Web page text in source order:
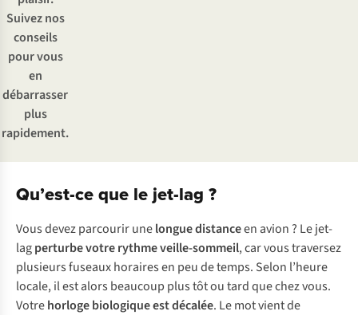
Suivez nos
conseils
pour vous
en
débarrasser
plus
rapidement.
Qu’est-ce que le jet-lag ?
Vous devez parcourir unelongue distanceen avion ? Le jet-
lagperturbe votre rythme veille-sommeil, car vous traversez
plusieurs fuseaux horaires en peu de temps. Selon l’heure
locale, il est alors beaucoup plus tôt ou tard que chez vous.
Votrehorloge biologique est décalée. Le mot vient de